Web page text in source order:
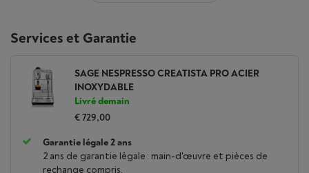
Services et Garantie
SAGE NESPRESSO CREATISTA PRO ACIER
INOXYDABLE
Livré demain
€ 729,00
Garantie légale 2 ans
2 ans de garantie légale : main-d'œuvre et pièces de
rechange compris.